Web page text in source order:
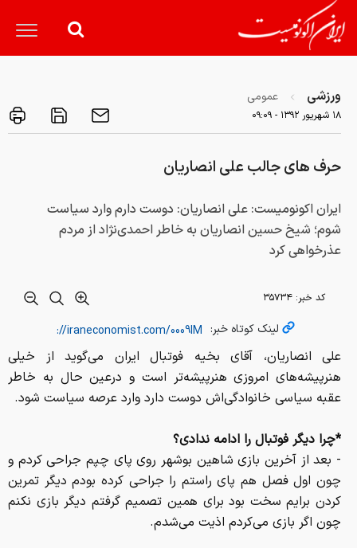
ورزشی عمومی
۱۸ شهريور ۱۳۹۲ - ۰۹:۰۹
حرف های جالب علی انصاریان
ایران اکونومیست: علی انصاریان: دوست دارم وارد سیاست
شوم؛ شیخ حسین انصاریان به خاطر احمدی‌نژاد از مردم
عذرخواهی کرد
کد خبر: ۳۵۷۳۴
لینک کوتاه خبر:
علی انصاریان، آقای بخیه فوتبال ایران می‌گوید از خیلی
هنرپیشه‌های امروزی هنرپیشه‌تر است و درعین حال به خاطر
عقبه سیاسی خانوادگی‌اش دوست دارد وارد عرصه سیاست شود.
*چرا دیگر فوتبال را ادامه ندادی؟
- بعد از آخرین بازی شاهین بوشهر روی پای چپم جراحی کردم و
چون اول فصل هم پای راستم را جراحی کرده بودم دیگر تمرین
کردن برایم سخت بود برای همین تصمیم گرفتم دیگر بازی نکنم
چون اگر بازی می‌کردم اذیت می‌شدم.